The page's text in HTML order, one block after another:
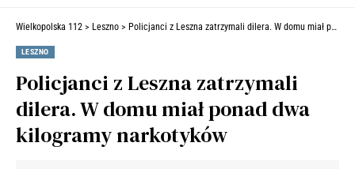
Wielkopolska 112 > Leszno > Policjanci z Leszna zatrzymali dilera. W domu miał ponad dwa kilogramy narkotyków
LESZNO
Policjanci z Leszna zatrzymali
dilera. W domu miał ponad dwa
kilogramy narkotyków